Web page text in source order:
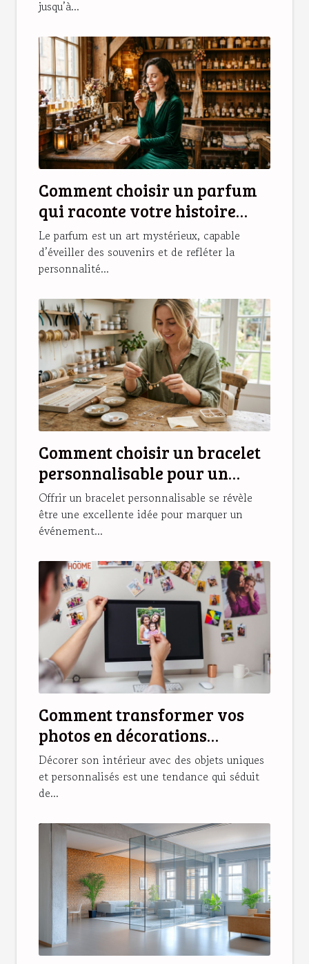
jusqu’à...
Comment choisir un parfum
qui raconte votre histoire
personnelle ?
Le parfum est un art mystérieux, capable
d’éveiller des souvenirs et de refléter la
personnalité...
Comment choisir un bracelet
personnalisable pour un
cadeau unique ?
Offrir un bracelet personnalisable se révèle
être une excellente idée pour marquer un
événement...
Comment transformer vos
photos en décorations
magnétiques originales ?
Décorer son intérieur avec des objets uniques
et personnalisés est une tendance qui séduit
de...